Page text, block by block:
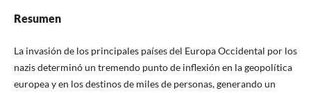
Resumen
La invasión de los principales países del Europa Occidental por los
nazis determinó un tremendo punto de inflexión en la geopolítica
europea y en los destinos de miles de personas, generando un